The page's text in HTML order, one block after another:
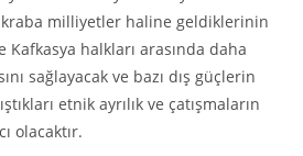
milliyetler haline geldiklerinin
halkları arasında daha
sağlayacak ve bazı dış güçlerin
etnik ayrılık ve çatışmaların
olacaktır.